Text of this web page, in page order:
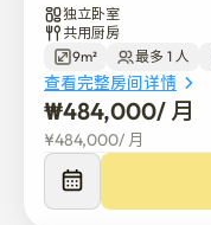
- 免收各种公用事业
- 您可以报告入住情况
- 安全系统: 消防安全
器、闭路电视等齐全！
- 提升运营水平
- 购买火灾保险！！
免费提供
独立卧室
共用厨房
9m²
最多 1 人
查看完整房间详情
₩484,000/ 月
¥484,000/ 月